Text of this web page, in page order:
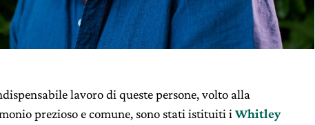
lavoro di queste persone, volto alla
prezioso e comune, sono stati istituiti iWhitley